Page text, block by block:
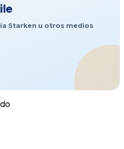
Starken u otros medios